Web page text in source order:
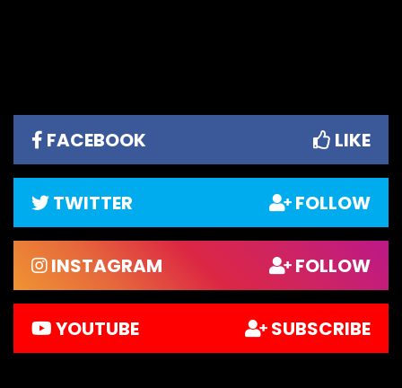
FACEBOOK LIKE
TWITTER FOLLOW
INSTAGRAM FOLLOW
YOUTUBE SUBSCRIBE